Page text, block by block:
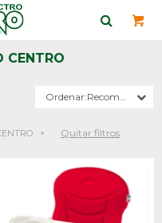
CENTRO
Recomendados
Quitar filtros